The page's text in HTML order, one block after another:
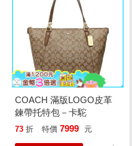
COACH 滿版LOGO皮革
鍊帶托特包－卡駝
73 折 特價 7999 元